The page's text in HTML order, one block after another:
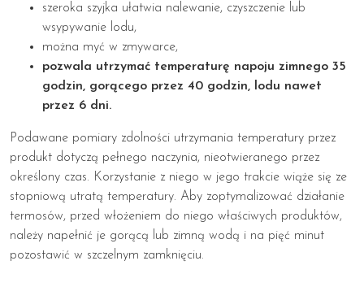
szeroka szyjka ułatwia nalewanie, czyszczenie lub
wsypywanie lodu,
można myć w zmywarce,
pozwala utrzymać temperaturę napoju zimnego 35
godzin, gorącego przez 40 godzin, lodu nawet
przez 6 dni.
Podawane pomiary zdolności utrzymania temperatury przez
produkt dotyczą pełnego naczynia, nieotwieranego przez
określony czas. Korzystanie z niego w jego trakcie wiąże się ze
stopniową utratą temperatury. Aby zoptymalizować działanie
termosów, przed włożeniem do niego właściwych produktów,
należy napełnić je gorącą lub zimną wodą i na pięć minut
pozostawić w szczelnym zamknięciu.